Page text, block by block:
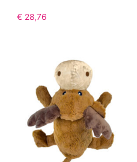
€ 28,76